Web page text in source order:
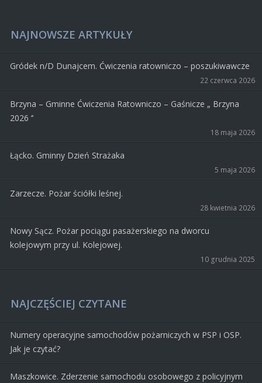
NAJNOWSZE ARTYKUŁY
Gródek n/D Dunajcem. Ćwiczenia ratowniczo – poszukiwawcze
22 czerwca 2026
Brzyna – Gminne Ćwiczenia Ratowniczo – Gaśnicze „ Brzyna
2026 ‘’
18 maja 2026
Łącko. Gminny Dzień Strażaka
5 maja 2026
Zarzecze. Pożar ściółki leśnej.
28 kwietnia 2026
Nowy Sącz. Pożar pociągu pasażerskiego na dworcu
kolejowym przy ul. Kolejowej.
10 grudnia 2025
NAJCZĘŚCIEJ CZYTANE
Numery operacyjne samochodów pożarniczych w PSP i OSP.
Jak je czytać?
Maszkowice. Zderzenie samochodu osobowego z policyjnym